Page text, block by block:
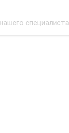
специалиста